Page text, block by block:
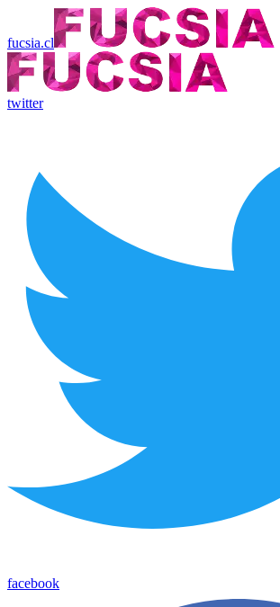
fucsia.cl
twitter
facebook